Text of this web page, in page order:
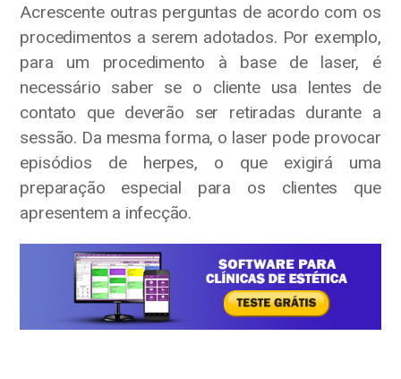
Acrescente outras perguntas de acordo com os
procedimentos a serem adotados. Por exemplo,
para um procedimento à base de laser, é
necessário saber se o cliente usa lentes de
contato que deverão ser retiradas durante a
sessão. Da mesma forma, o laser pode provocar
episódios de herpes, o que exigirá uma
preparação especial para os clientes que
apresentem a infecção.